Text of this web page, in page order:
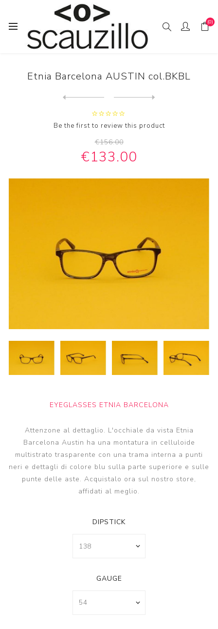
(0)
Home EYE / WEAR Etnia Barcelona AUSTIN col.BKBL
Etnia Barcelona AUSTIN col.BKBL
Be the first to review this product
€156.00
€133.00
EYEGLASSES ETNIA BARCELONA
Attenzone al dettaglio. L'occhiale da vista Etnia
Barcelona Austin ha una montatura in celluloide
multistrato trasparente con una trama interna a punti
neri e dettagli di colore blu sulla parte superiore e sulle
punte delle aste. Acquistalo ora sul nostro store,
affidati al meglio.
DIPSTICK
GAUGE